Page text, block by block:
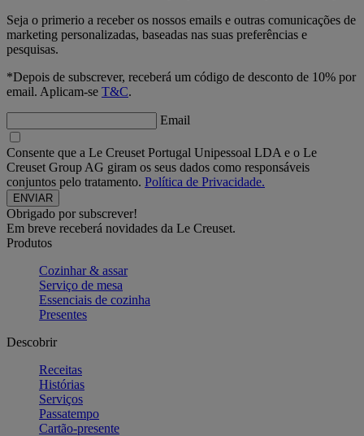
Seja o primerio a receber os nossos emails e outras comunicações de
marketing personalizadas, baseadas nas suas preferências e
pesquisas.
*Depois de subscrever, receberá um código de desconto de 10% por
email. Aplicam-se T&C.
Email
Consente que a Le Creuset Portugal Unipessoal LDA e o Le
Creuset Group AG giram os seus dados como responsáveis
conjuntos pelo tratamento. Política de Privacidade.
Obrigado por subscrever!
Em breve receberá novidades da Le Creuset.
Produtos
Cozinhar & assar
Serviço de mesa
Essenciais de cozinha
Presentes
Descobrir
Receitas
Histórias
Serviços
Passatempo
Cartão-presente